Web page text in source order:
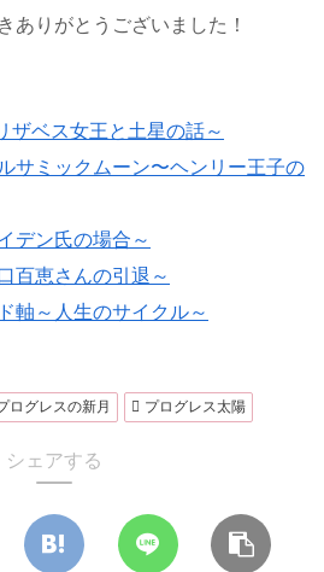
ありがとうございました！
ザベス女王と土星の話～
サミックムーン〜ヘンリー王子の
デン氏の場合～
百恵さんの引退～
軸～人生のサイクル～
ログレスの新月 プログレス太陽
シェアする